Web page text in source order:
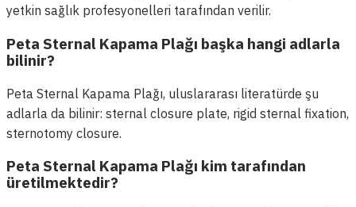
yetkin sağlık profesyonelleri tarafından verilir.
Peta Sternal Kapama Plağı başka hangi adlarla
bilinir?
Peta Sternal Kapama Plağı, uluslararası literatürde şu
adlarla da bilinir: sternal closure plate, rigid sternal fixation,
sternotomy closure.
Peta Sternal Kapama Plağı kim tarafından
üretilmektedir?